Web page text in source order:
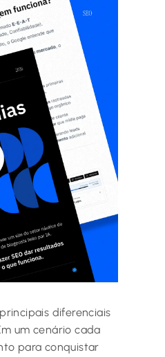
diferenciais
um cenário cada
para conquistar